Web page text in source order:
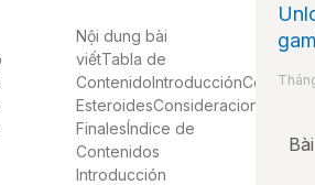
Nội dung bài
viếtTabla de
ContenidoIntroducciónComprar
EsteroidesConsideraciones
FinalesÍndice de
Contenidos
Introducción